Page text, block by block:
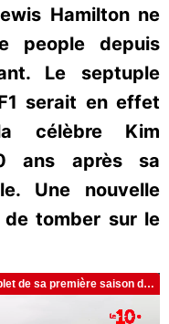
Hamilton ne
people depuis
Le septuple
serait en effet
célèbre Kim
ans après sa
Une nouvelle
de tomber sur le